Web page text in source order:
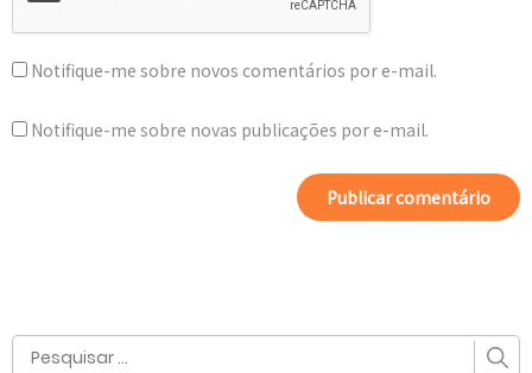
Notifique-me sobre novos comentários por e-mail.
Notifique-me sobre novas publicações por e-mail.